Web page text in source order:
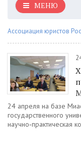
МЕНЮ
Ассоциация юристов
24 апреля на базе
государственного
научно‑практическая